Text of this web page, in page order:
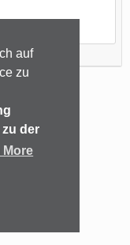
auf
zu
der
More